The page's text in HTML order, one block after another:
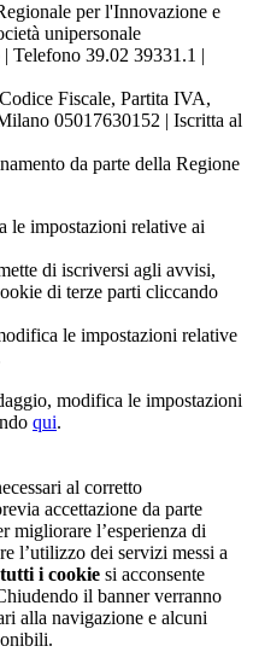
per l'Innovazione e
unipersonale
Telefono 39.02 39331.1 |
Fiscale, Partita IVA,
05017630152 | Iscritta al
da parte della Regione
le impostazioni relative ai
di iscriversi agli avvisi,
di terze parti cliccando
le impostazioni relative
modifica le impostazioni
qui.
al corretto
accettazione da parte
migliorare l’esperienza di
l’utilizzo dei servizi messi a
i cookie si acconsente
il banner verranno
alla navigazione e alcuni